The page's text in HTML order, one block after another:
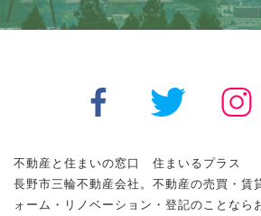
不動産と住まいの窓口 住まいるプラス
長野市三輪不動産会社。不動産の売買・賃
ォーム・リノベーション・登記のことなら